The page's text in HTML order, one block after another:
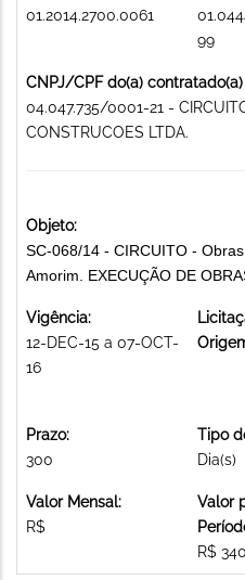
01.2014.2700.0061
99
CNPJ/CPF do(a)
04.047.735/0001-21 -
CONSTRUCOES LTDA.
Objeto:
SC-068/14 - CIRCUITO -
Amorim. EXECUÇÃO DE
Vigência:
12-DEC-15 a 07-OCT-
16
Prazo:
300
Tipo
Dia(s)
Valor Mensal:
R$
Valor
R$